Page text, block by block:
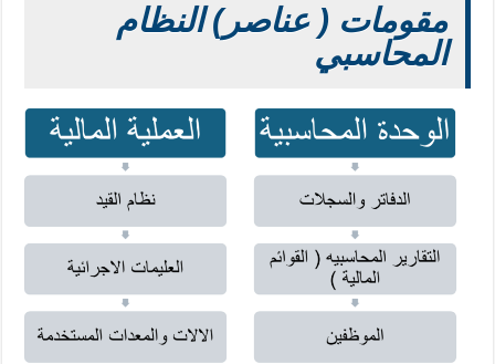
مقومات ( عناصر) النظام
المحاسبي